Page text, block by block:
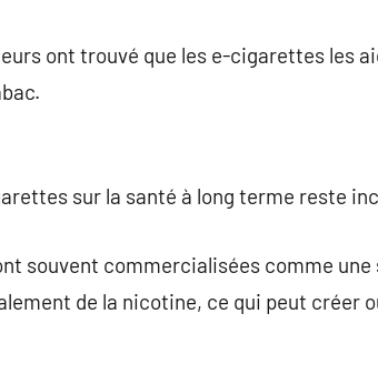
ont trouvé que les e-cigarettes les
sur la santé à long terme reste
souvent commercialisées comme
de la nicotine, ce qui peut créer